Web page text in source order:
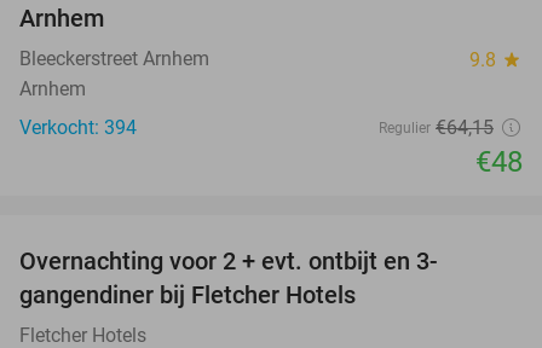
Arnhem
Bleeckerstreet Arnhem 9.8 star
Arnhem
Verkocht: 394
Regulier €64,15
€48
Overnachting voor 2 + evt. ontbijt en 3-
gangendiner bij Fletcher Hotels
Fletcher Hotels